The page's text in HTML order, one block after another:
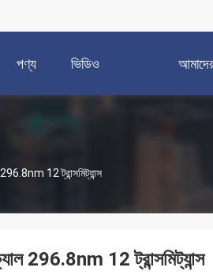
পণ্য ভিডিও
12 ট্রান্সমিট্যান্স
296.8nm 12 ট্রান্সমিট্যান্স